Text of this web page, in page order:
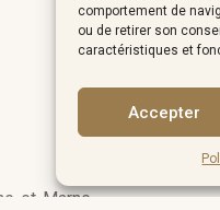
comportement de
ou de retirer son
caractéristiques et
Accepter
et-Marne.